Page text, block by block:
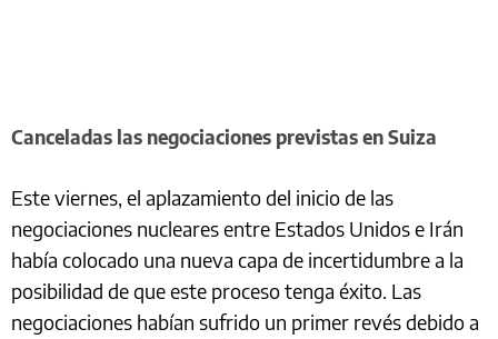
Canceladas las negociaciones previstas en Suiza
Este viernes, el aplazamiento del inicio de las
negociaciones nucleares entre Estados Unidos e Irán
había colocado una nueva capa de incertidumbre a la
posibilidad de que este proceso tenga éxito. Las
negociaciones habían sufrido un primer revés debido a